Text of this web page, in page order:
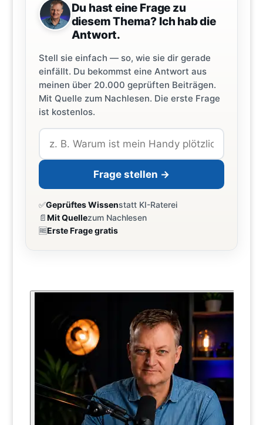
Du hast eine Frage zu
diesem Thema? Ich hab die
Antwort.
Stell sie einfach — so, wie sie dir gerade
einfällt. Du bekommst eine Antwort aus
meinen über 20.000 geprüften Beiträgen.
Mit Quelle zum Nachlesen. Die erste Frage
ist kostenlos.
Frage stellen →
✅Geprüftes Wissenstatt KI-Raterei
📄Mit Quellezum Nachlesen
🆓Erste Frage gratis